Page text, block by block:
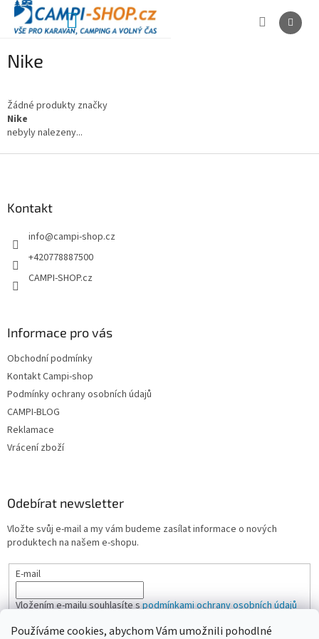
Používáme cookies, abychom Vám umožnili pohodlné
Přejít
obsah
NÁKUPNÍ
Nike
Žádné produkty značky
Nike
nebyly nalezeny...
Kontakt
info@campi-shop.cz
+420778887500
CAMPI-SHOP.cz
Informace pro vás
Obchodní podmínky
Kontakt Campi-shop
Podmínky ochrany osobních údajů
CAMPI-BLOG
Reklamace
Vrácení zboží
Odebírat newsletter
Vložte svůj e-mail a my vám budeme zasílat informace o nových
produktech na našem e-shopu.
E-mail
Vložením e-mailu souhlasíte spodmínkami ochrany osobních údajů